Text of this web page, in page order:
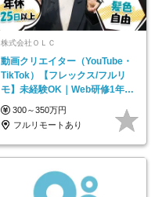
株式会社ＯＬＣ
動画クリエイター（YouTube・
TikTok）【フレックス/フルリ
モ】未経験OK｜Web研修1年間
｜副業OK
300～350万円
フルリモートあり